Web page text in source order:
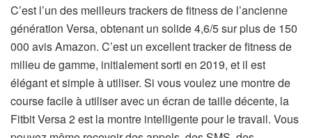
r
e
d
a
n
s
u
C’est l’un des meilleurs trackers de fitness(
s
’
o
u
v
r
de l’ancienne
génération Versa, obtenant un solide 4,6/5 sur plus de 150
000 avis Amazon. C’est un excellent tracker de fitness de
milieu de gamme, initialement sorti en 2019, et il est
élégant et simple à utiliser. Si vous voulez une montre de
course facile à utiliser avec un écran de taille décente, la
Fitbit Versa 2 est la montre intelligente pour le travail. Vous